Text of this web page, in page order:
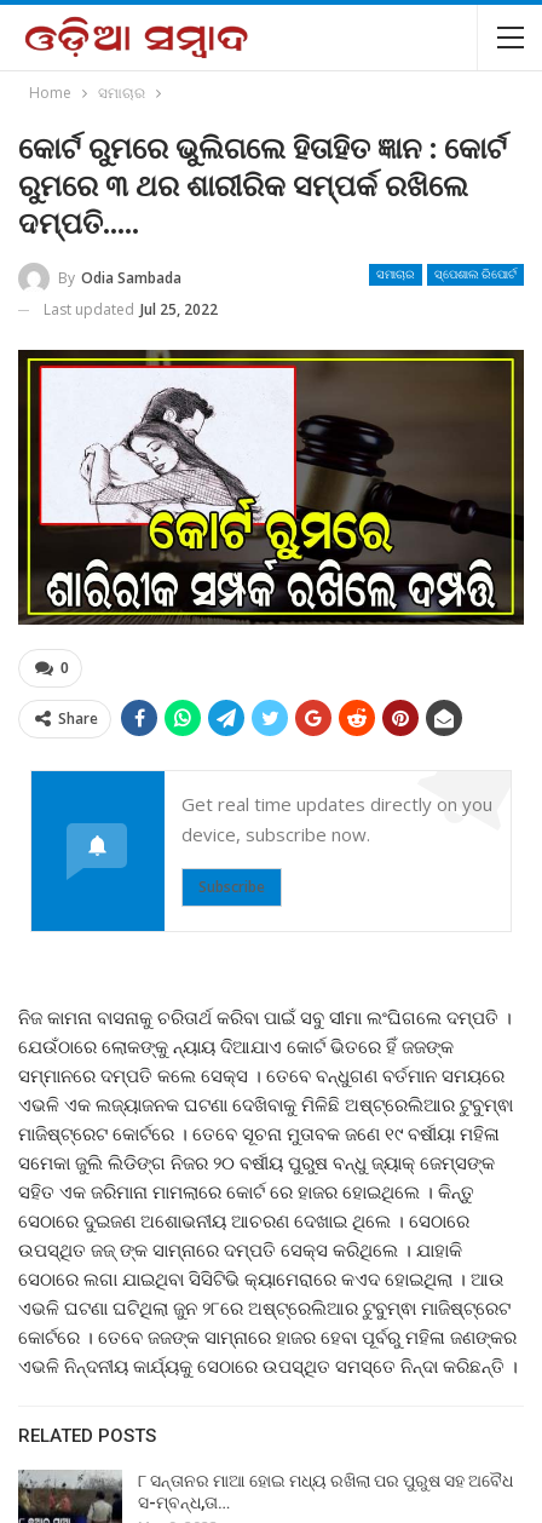
Home ସମାଚାର
କୋର୍ଟ ରୁମରେ ଭୁଲିଗଲେ ହିତାହିତ ଜ୍ଞାନ : କୋର୍ଟ
ରୁମରେ ୩ ଥର ଶାରୀରିକ ସମ୍ପର୍କ ରଖିଲେ
ଦମ୍ପତି…..
ସମାଚାର ସ୍ପେଶାଲ ରିପୋର୍ଟ
By Odia Sambada
Last updated Jul 25, 2022
0
Share
Get real time updates directly on you
device, subscribe now.
Subscribe
ନିଜ କାମନା ବାସନାକୁ ଚରିତାର୍ଥ କରିବା ପାଇଁ ସବୁ ସୀମା ଲଂଘିଗଲେ ଦମ୍ପତି ।
ଯେଉଁଠାରେ ଲୋକଙ୍କୁ ନ୍ୟାୟ ଦିଆଯାଏ କୋର୍ଟ ଭିତରେ ହିଁ ଜଜଙ୍କ
ସମ୍ମାନରେ ଦମ୍ପତି କଲେ ସେକ୍ସ । ତେବେ ବନ୍ଧୁଗଣ ବର୍ତମାନ ସମୟରେ
ଏଭଳି ଏକ ଲଜ୍ୟାଜନକ ଘଟଣା ଦେଖିବାକୁ ମିଳିଛି ଅଷ୍ଟ୍ରେଲିଆର ଟୁବୁମ୍ଵା
ମାଜିଷ୍ଟ୍ରେଟ କୋର୍ଟରେ । ତେବେ ସୂଚନା ମୁତାବକ ଜଣେ ୧୯ ବର୍ଷୀୟା ମହିଳା
ସମେକା ଜୁଲି ଲିଡିଙ୍ଗ ନିଜର ୨୦ ବର୍ଷୀୟ ପୁରୁଷ ବନ୍ଧୁ ଜ୍ୟାକ୍ ଜେମ୍ସଙ୍କ
ସହିତ ଏକ ଜରିମାନା ମାମଲାରେ କୋର୍ଟ ରେ ହାଜର ହୋଇଥିଲେ । କିନ୍ତୁ
ସେଠାରେ ଦୁଇଜଣ ଅଶୋଭନୀୟ ଆଚରଣ ଦେଖାଇ ଥିଲେ । ସେଠାରେ
ଉପସ୍ଥିତ ଜଜ୍ ଙ୍କ ସାମ୍ନାରେ ଦମ୍ପତି ସେକ୍ସ କରିଥିଲେ । ଯାହାକି
ସେଠାରେ ଲଗା ଯାଇଥିବା ସିସିଟିଭି କ୍ୟାମେରାରେ କଏଦ ହୋଇଥିଲା । ଆଉ
ଏଭଳି ଘଟଣା ଘଟିଥିଲା ଜୁନ ୨୮ରେ ଅଷ୍ଟ୍ରେଲିଆର ଟୁବୁମ୍ଵା ମାଜିଷ୍ଟ୍ରେଟ
କୋର୍ଟରେ । ତେବେ ଜଜଙ୍କ ସାମ୍ନାରେ ହାଜର ହେବା ପୂର୍ବରୁ ମହିଳା ଜଣଙ୍କର
ଏଭଳି ନିନ୍ଦନୀୟ କାର୍ଯ୍ୟକୁ ସେଠାରେ ଉପସ୍ଥିତ ସମସ୍ତେ ନିନ୍ଦା କରିଛନ୍ତି ।
RELATED POSTS
୮ ସନ୍ତାନର ମାଆ ହୋଇ ମଧ୍ୟ ରଖିଲା ପର ପୁରୁଷ ସହ ଅବୈଧ
ସ-ମ୍ବନ୍ଧ,ତା…